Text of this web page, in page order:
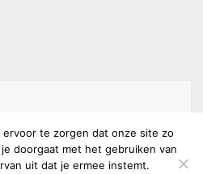
onze nieuwsbrief
ervoor te zorgen dat onze site zo
doorgaat met het gebruiken van
uit dat je ermee instemt.